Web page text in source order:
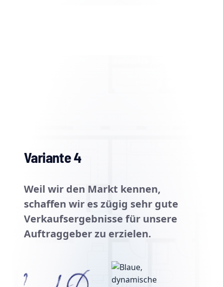
Variante 4
Weil wir den Markt kennen,
schaffen wir es zügig sehr gute
Verkaufsergebnisse für unsere
Auftraggeber zu erzielen.